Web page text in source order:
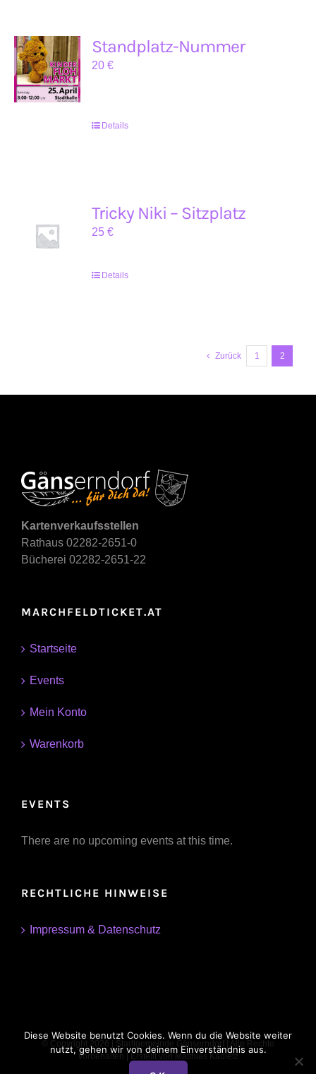
Standplatz-Nummer
20€
Details
Tricky Niki – Sitzplatz
25€
Details
Zurück 1 2
Kartenverkaufsstellen
Rathaus 02282-2651-0
Bücherei 02282-2651-22
MARCHFELDTICKET.AT
Startseite
Events
Mein Konto
Warenkorb
EVENTS
There are no upcoming events at this time.
RECHTLICHE HINWEISE
Impressum & Datenschutz
© Copyright 2026 | Stadtgemeinde Gänserndorf | Alle Rechte
vorbehalten | Erstellt von Matthias Kadletz
Diese Website benutzt Cookies. Wenn du die Website weiter
nutzt, gehen wir von deinem Einverständnis aus.